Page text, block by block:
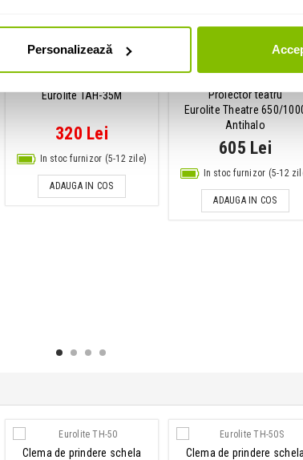
Personalizează
Eurolite TAH-35M
320 Lei
In stoc furnizor (5-12 zile)
ADAUGA IN COS
Proiector teatru
Eurolite Theatre 650/
Antihalo
605 Lei
In stoc furnizor (5-12
ADAUGA IN COS
Clema de prindere schela
Clema de prindere schela